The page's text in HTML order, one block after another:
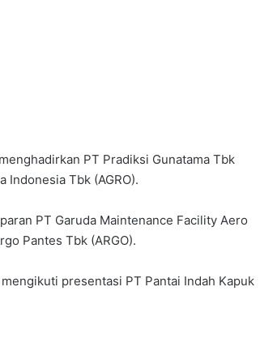
menghadirkan PT Pradiksi Gunatama Tbk
Indonesia Tbk (AGRO).
PT Garuda Maintenance Facility Aero
Pantes Tbk (ARGO).
presentasi PT Pantai Indah Kapuk